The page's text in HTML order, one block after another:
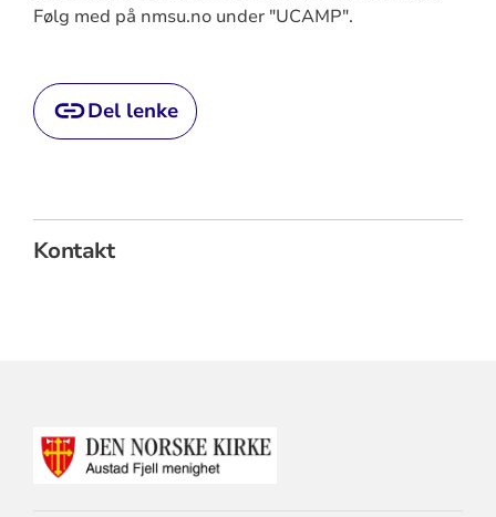
Følg med på nmsu.no under "UCAMP".
Del lenke
Kontakt